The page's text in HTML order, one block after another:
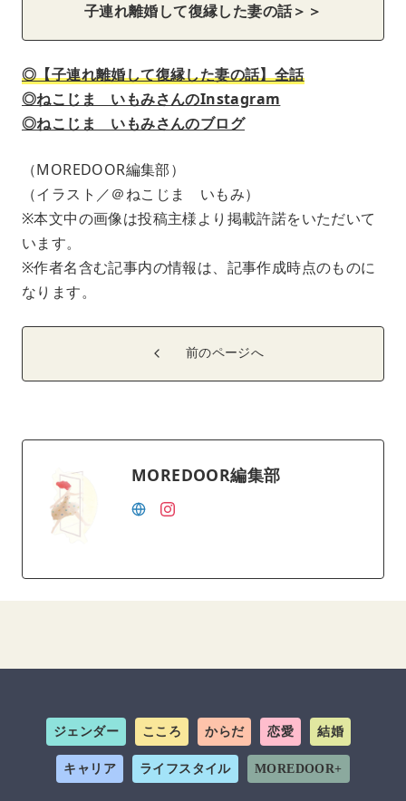
子連れ離婚して復縁した妻の話＞＞
◎【子連れ離婚して復縁した妻の話】全話
◎ねこじま いもみさんのInstagram
◎ねこじま いもみさんのブログ
（MOREDOOR編集部）
（イラスト／＠ねこじま いもみ）
※本文中の画像は投稿主様より掲載許諾をいただいて
います。
※作者名含む記事内の情報は、記事作成時点のものに
なります。
前のページへ
MOREDOOR編集部
ジェンダー こころ からだ 恋愛 結婚
キャリア ライフスタイル MOREDOOR+